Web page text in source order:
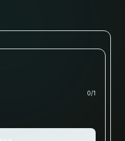
0/1